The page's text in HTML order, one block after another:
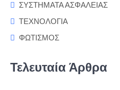
ΣΥΣΤΗΜΑΤΑ ΑΣΦΑΛΕΙΑΣ
ΤΕΧΝΟΛΟΓΙΑ
ΦΩΤΙΣΜΟΣ
Τελευταία Άρθρα